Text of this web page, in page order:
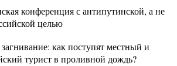
конференция с антипутинской, а не
целью
как поступят местный и
турист в проливной дождь?